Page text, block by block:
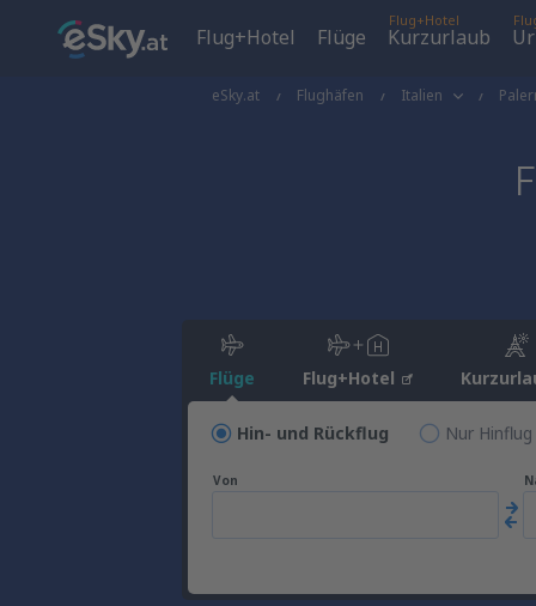
Flug+Hotel Flüge
Flug+Hotel
Kurzurlaub
eSky.at Flughäfen Italien
Flüge Flug+Hotel
Hin- und Rückflug Nur Hinflug
Von